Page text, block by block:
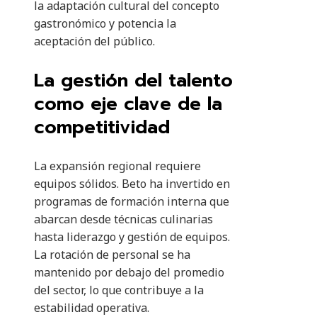
la adaptación cultural del concepto
gastronómico y potencia la
aceptación del público.
La gestión del talento
como eje clave de la
competitividad
La expansión regional requiere
equipos sólidos. Beto ha invertido en
programas de formación interna que
abarcan desde técnicas culinarias
hasta liderazgo y gestión de equipos.
La rotación de personal se ha
mantenido por debajo del promedio
del sector, lo que contribuye a la
estabilidad operativa.